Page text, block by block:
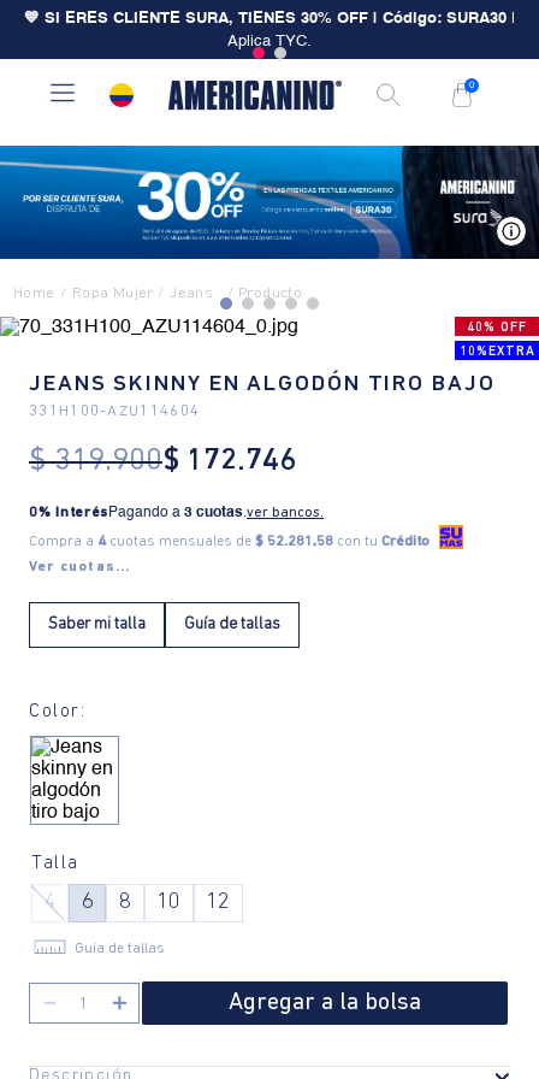
💙 SI ERES CLIENTE SURA, TIENES 30% OFF | Código: SURA30
Aplica TYC.
0
Ropa Mujer Jeans
40% OFF
10%EXTRA
JEANS SKINNY EN ALGODÓN TIRO BAJO
331H100-AZU114604
$ 319.900$ 172.746
0% Interés Pagando a 3 cuotas.ver bancos.
Compra a 4cuotas mensuales de $ 52.281,58 con tu Crédito
Ver cuotas...
Saber mi talla Guía de tallas
Color:
Talla
4 6 8 10 12
Guía de tallas
＋
－ Agregar a la bolsa